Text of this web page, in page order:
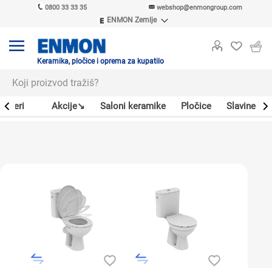
0800 33 33 35 webshop@enmongroup.com
ENMON Zemlje
ENMON MKD
Keramika, pločice i oprema za kupatilo
Akcije↘ Saloni keramike Pločice Slavine